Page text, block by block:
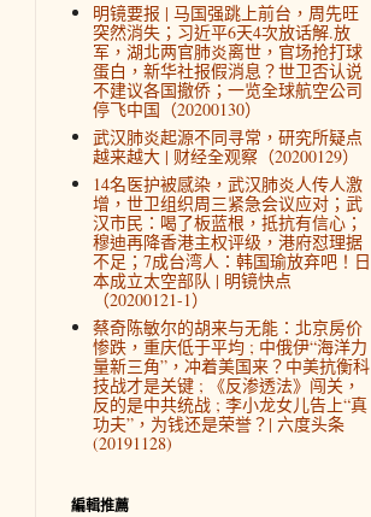
明镜要报 | 马国强跳上前台，周先旺
突然消失；习近平6天4次放话解.放
军，湖北两官肺炎离世，官场抢打球
蛋白，新华社报假消息？世卫否认说
不建议各国撤侨；一览全球航空公司
停飞中国（20200130）
武汉肺炎起源不同寻常，研究所疑点
越来越大 | 财经全观察（20200129）
14名医护被感染，武汉肺炎人传人激
增，世卫组织周三紧急会议应对；武
汉市民：喝了板蓝根，抵抗有信心；
穆迪再降香港主权评级，港府怼理据
不足；7成台湾人：韩国瑜放弃吧！日
本成立太空部队 | 明镜快点
（20200121-1）
蔡奇陈敏尔的胡来与无能：北京房价
惨跌，重庆低于平均 ; 中俄伊“海洋力
量新三角”，冲着美国来？中美抗衡科
技战才是关键 ; 《反渗透法》闯关，
反的是中共统战 ; 李小龙女儿告上“真
功夫”，为钱还是荣誉？| 六度头条
(20191128)
編輯推薦